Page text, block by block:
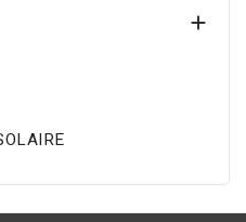
